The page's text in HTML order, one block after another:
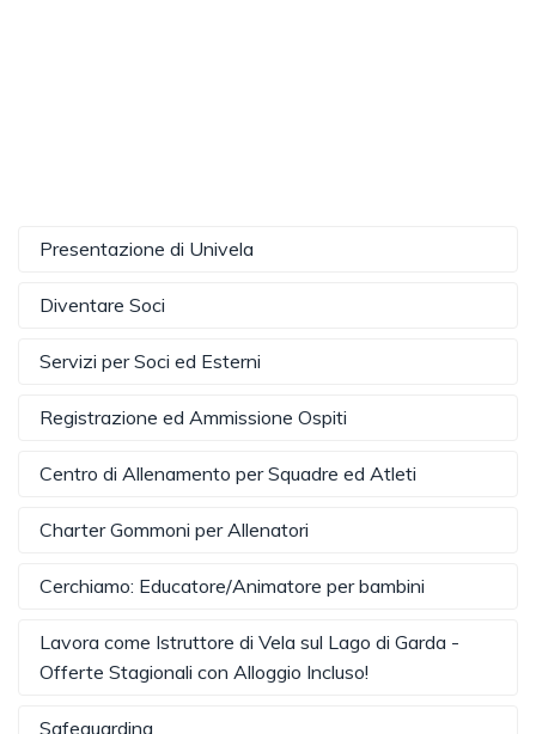
Presentazione di Univela
Diventare Soci
Servizi per Soci ed Esterni
Registrazione ed Ammissione Ospiti
Centro di Allenamento per Squadre ed Atleti
Charter Gommoni per Allenatori
Cerchiamo: Educatore/Animatore per bambini
Lavora come Istruttore di Vela sul Lago di Garda -
Offerte Stagionali con Alloggio Incluso!
Safeguarding